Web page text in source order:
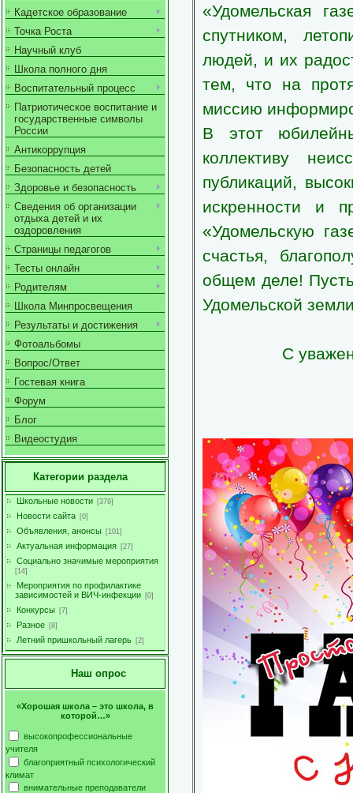
Кадетское образование
Точка Роста
Научный клуб
Школа полного дня
Воспитательный процесс
Патриотическое воспитание и
государственные символы
России
Антикоррупция
Безопасность детей
Здоровье и безопасность
Сведения об организации
отдыха детей и их
оздоровления
Страницы педагогов
Тесты онлайн
Родителям
Школа Минпросвещения
Результаты и достижения
Фотоальбомы
Вопрос/Ответ
Гостевая книга
Форум
Блог
Видеостудия
Категории раздела
Школьные новости [379]
Новости сайта [0]
Объявления, анонсы [101]
Актуальная информация [27]
Социально значимые мероприятия
[14]
Мероприятия по профилактике
зависимостей и ВИЧ-инфекции [0]
Конкурсы [7]
Разное [8]
Летний пришкольный лагерь [2]
Наш опрос
«Хорошая школа – это школа, в
которой…»
высокопрофессиональные
учителя
благоприятный психологический
климат
внимательные преподаватели
«Удомельская
спутником,
людей, и их
тем, что на
миссию
В этот
коллективу
публикаций,
искренности и
«Удомельскую
счастья,
общем деле!
Удомельской
С